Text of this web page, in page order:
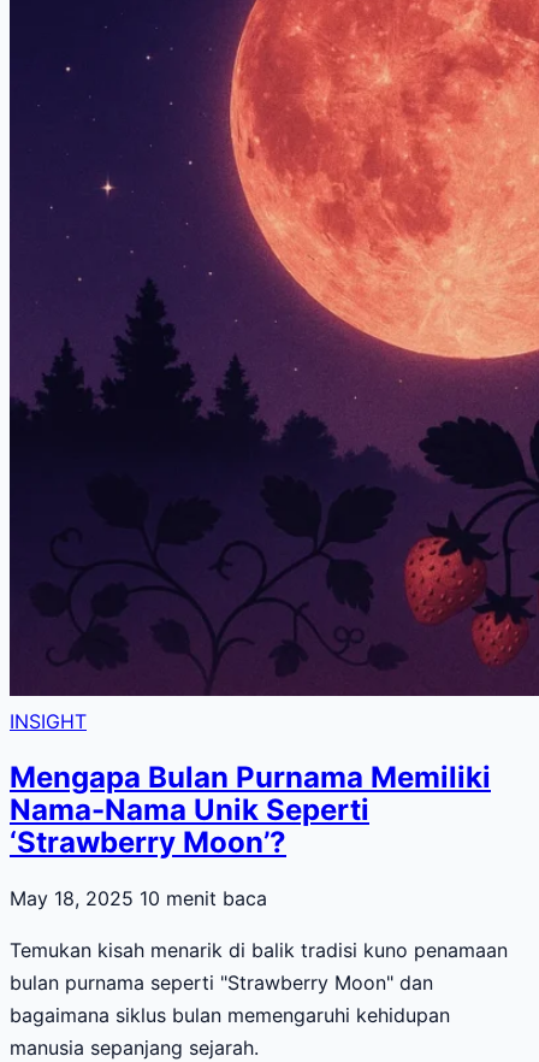
INSIGHT
Mengapa Bulan Purnama Memiliki
Nama-Nama Unik Seperti
‘Strawberry Moon’?
May 18, 2025 10 menit baca
Temukan kisah menarik di balik tradisi kuno penamaan
bulan purnama seperti "Strawberry Moon" dan
bagaimana siklus bulan memengaruhi kehidupan
manusia sepanjang sejarah.